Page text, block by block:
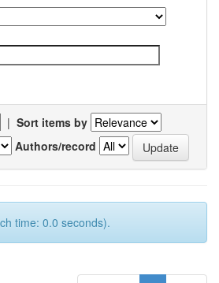
| Sort items by
Authors/record
time: 0.0 seconds).